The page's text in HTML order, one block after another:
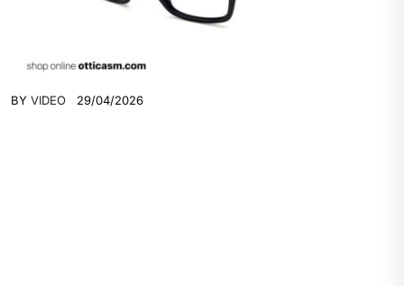
BY VIDEO 29/04/2026